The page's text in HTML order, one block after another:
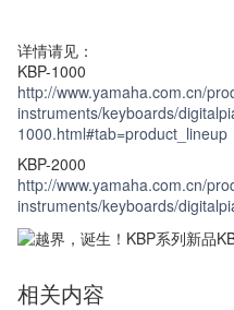
详情请见：
KBP-1000
http://www.yamaha.com.cn/
instruments/keyboards/
1000.html#tab=product_lineup
KBP-2000
http://www.yamaha.com.cn/
instruments/keyboards/
相关内容